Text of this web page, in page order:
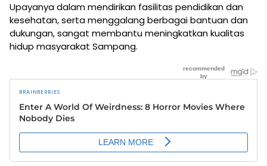
Upayanya dalam mendirikan fasilitas pendidikan dan
kesehatan, serta menggalang berbagai bantuan dan
dukungan, sangat membantu meningkatkan kualitas
hidup masyarakat Sampang.